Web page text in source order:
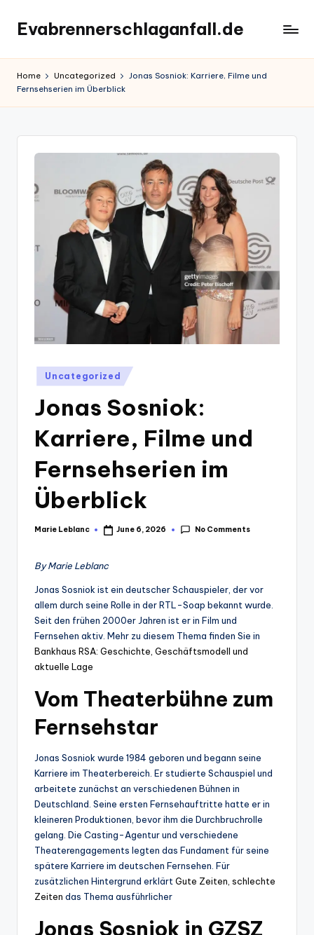
content
Evabrennerschlaganfall.de
Home Uncategorized
Jonas Sosniok: Karriere, Filme und
Fernsehserien im Überblick
Posted
in
Uncategorized
Jonas Sosniok:
Karriere, Filme und
Fernsehserien im
Überblick
Posted
Marie Leblanc June 6, 2026 No Comments
By Marie Leblanc
Jonas Sosniok ist ein deutscher Schauspieler, der vor
allem durch seine Rolle in der RTL-Soap bekannt wurde.
Seit den frühen 2000er Jahren ist er in Film und
Fernsehen aktiv. Mehr zu diesem Thema finden Sie in
Bankhaus RSA: Geschichte, Geschäftsmodell und
aktuelle Lage
Vom Theaterbühne zum
Fernsehstar
Jonas Sosniok wurde 1984 geboren und begann seine
Karriere im Theaterbereich. Er studierte Schauspiel und
arbeitete zunächst an verschiedenen Bühnen in
Deutschland. Seine ersten Fernsehauftritte hatte er in
kleineren Produktionen, bevor ihm die Durchbruchrolle
gelang. Die Casting-Agentur und verschiedene
Theaterengagements legten das Fundament für seine
spätere Karriere im deutschen Fernsehen. Für
zusätzlichen Hintergrund erklärt Gute Zeiten, schlechte
Zeiten das Thema ausführlicher
Jonas Sosniok in GZSZ